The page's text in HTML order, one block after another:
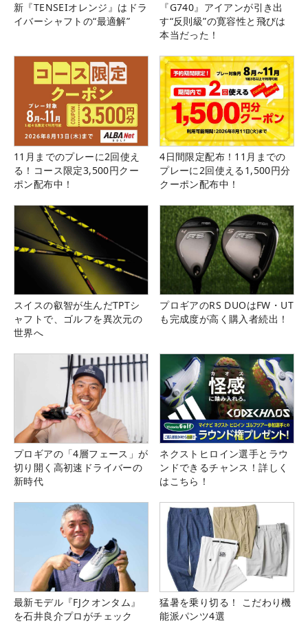
新『TENSEIオレンジ』はドラ
イバーシャフトの“最適解”
『G740』アイアンが引き出
す“反則級”の寛容性と飛びは
本当だった！
11月までのプレーに2回使え
る！コース限定3,500円クー
ポン配布中！
4日間限定配布！11月までの
プレーに2回使える1,500円分
クーポン配布中！
スイスの叡智が生んだTPTシ
ャフトで、ゴルフを異次元の
世界へ
プロギアのRS DUOはFW・UT
も完成度が高く購入者続出！
プロギアの「4層フェース」が
切り開く高初速ドライバーの
新時代
ネクストヒロイン選手とラウ
ンドできるチャンス！詳しく
はこちら！
最新モデル『FJクオンタム』
を石井良介プロがチェック
猛暑を乗り切る！ こだわり機
能派パンツ4選